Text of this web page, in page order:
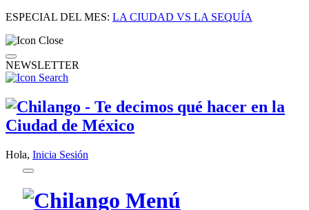
ESPECIAL DEL MES: LA CIUDAD VS LA SEQUÍA
NEWSLETTER
Hola, Inicia Sesión